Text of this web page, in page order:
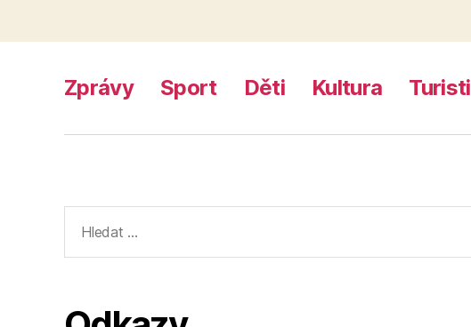
Zprávy Sport Děti Kultura Turisti
vyhledávání: